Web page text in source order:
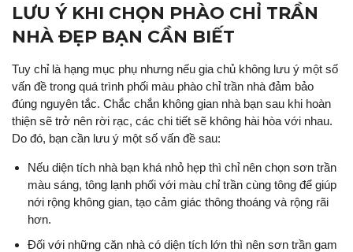
LƯU Ý KHI CHỌN PHÀO CHỈ TRẦN
NHÀ ĐẸP BẠN CẦN BIẾT
Tuy chỉ là hạng mục phụ nhưng nếu gia chủ không lưu ý một số
vấn đề trong quá trình phối màu phào chỉ trần nhà đảm bảo
đúng nguyên tắc. Chắc chắn không gian nhà bạn sau khi hoàn
thiện sẽ trở nên rời rạc, các chi tiết sẽ không hài hòa với nhau.
Do đó, bạn cần lưu ý một số vấn đề sau:
Nếu diện tích nhà bạn khá nhỏ hẹp thì chỉ nên chọn sơn trần
màu sáng, tông lạnh phối với màu chỉ trần cùng tông để giúp
nới rộng không gian, tạo cảm giác thông thoáng và rộng rãi
hơn.
Đối với những căn nhà có diện tích lớn thì nên sơn trần gam